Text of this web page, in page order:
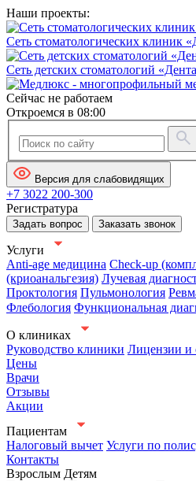
Наши проекты:
Сеть стоматологических клиник
Сеть детских стоматологий
Сейчас не работаем
Откроемся в 08:00
Версия для слабовидящих
+7 3022 200-300
Регистратура
Задать вопрос Заказать звонок
Услуги
Anti-age медицина Check-up
(криоанальгезия) Лучевая
Проктология Пульмонология
Флебология Функциональная
О клиниках
Руководство клиники Лицензии и
Цены
Врачи
Отзывы
Акции
Пациентам
Налоговый вычет Услуги по
Контакты
Взрослым Детям